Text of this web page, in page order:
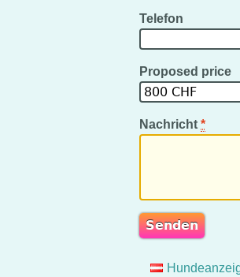
Telefon
Proposed price
Nachricht *